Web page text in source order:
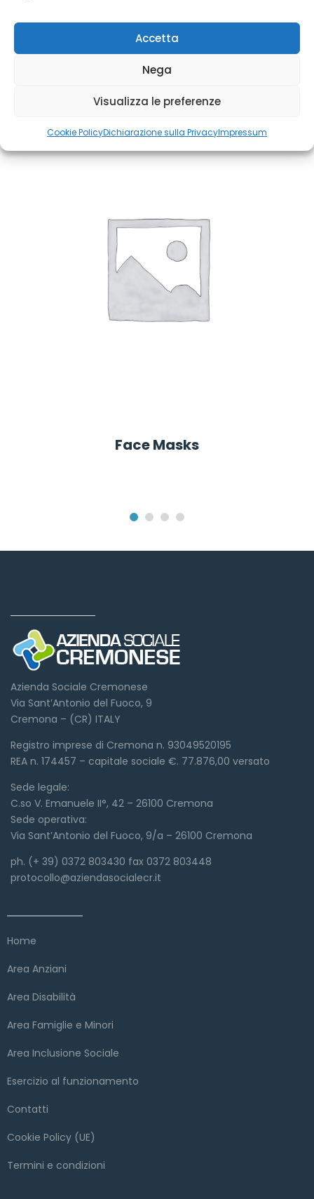
Accetta
Nega
Visualizza le preferenze
Cookie PolicyDichiarazione sulla PrivacyImpressum
Related Products
Face Masks
Azienda Sociale Cremonese
Via Sant’Antonio del Fuoco, 9
Cremona – (CR) ITALY
Registro imprese di Cremona n. 93049520195
REA n. 174457 – capitale sociale €. 77.876,00 versato
Sede legale:
C.so V. Emanuele II°, 42 – 26100 Cremona
Sede operativa:
Via Sant’Antonio del Fuoco, 9/a – 26100 Cremona
ph. (+ 39) 0372 803430 fax 0372 803448
protocollo@aziendasocialecr.it
Home
Area Anziani
Area Disabilità
Area Famiglie e Minori
Area Inclusione Sociale
Esercizio al funzionamento
Contatti
Cookie Policy (UE)
Termini e condizioni